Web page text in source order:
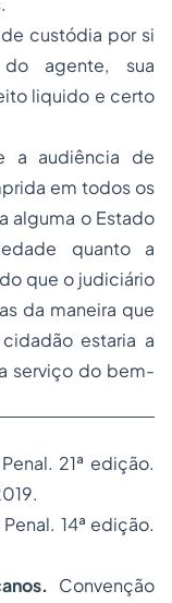
custódia por si
agente, sua
liquido e certo
a audiência de
em todos os
alguma o Estado
quanto a
que o judiciário
da maneira que
estaria a
serviço do bem-
21ª edição.
14ª edição.
Convenção